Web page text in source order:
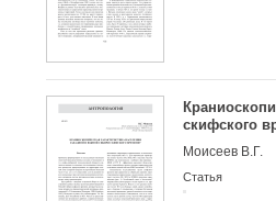
скифского
Моисеев В.Г.
Статья